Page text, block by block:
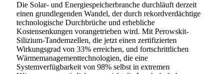
Die Solar- und Energiespeicherbranche durchläuft derzeit
einen grundlegenden Wandel, der durch rekordverdächtige
technologische Durchbrüche und erhebliche
Kostensenkungen vorangetrieben wird. Mit Perowskit-
Silizium-Tandemzellen, die jetzt einen zertifizierten
Wirkungsgrad von 33% erreichen, und fortschrittlichen
Wärmemanagementtechnologien, die eine
Systemverfügbarkeit von 98% selbst in extremen